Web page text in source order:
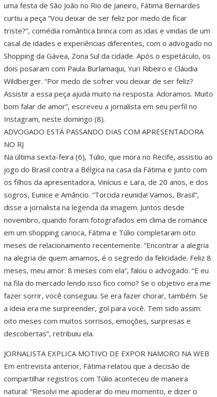
uma festa de São João no Rio de Janeiro, Fátima Bernardes
curtiu a peça “Vou deixar de ser feliz por medo de ficar
triste?”, comédia romântica brinca com as idas e vindas de um
casal de idades e experiências diferentes, com o advogado no
Shopping da Gávea, Zona Sul da cidade. Após o espetáculo, os
dois posaram com Paula Burlamaqui, Yuri Ribeiro e Cláudia
Wildberger. “Por medo de sofrer vou deixar de ser feliz?
Assistir a essa peça ajuda muito na resposta. Adoramos. Muito
bom falar de amor”, escreveu a jornalista em seu perfil no
Instagram, neste domingo (8).
ADVOGADO ESTÁ PASSANDO DIAS COM APRESENTADORA
NO RJ
Na última sexta-feira (6), Túlio, que mora no Recife, assistiu ao
jogo do Brasil contra a Bélgica na casa da Fátima e junto com
os filhos da apresentadora, Vinícius e Lara, de 20 anos, e dos
sogros, Eunice e Amâncio. “Torcida reunida! Vamos, Brasil”,
disse a jornalista na legenda da imagem. Juntos desde
novembro, quando foram fotografados em clima de romance
em um shopping carioca, Fátima e Túlio completaram oito
meses de relacionamento recentemente. “Encontrar a alegria
na alegria de quem amamos, é o segredo da felicidade. Feliz 8
meses, meu amor. 8 meses com ela”, falou o advogado. “E eu
na fila do mercado lendo isso fico como? Se o objetivo era me
fazer sorrir, você conseguiu. Se era fazer chorar, também. Se
a ideia era me surpreender, gol para você. Tem sido assim:
oito meses com muitos sorrisos, emoções, surpresas e
descobertas”, retribuiu ela.
JORNALISTA EXPLICA MOTIVO DE EXPOR NAMORO NA WEB
Em entrevista anterior, Fátima relatou que a decisão de
compartilhar registros com Túlio aconteceu de maneira
natural: “Resolvi me apoderar do meu momento, e dizer o